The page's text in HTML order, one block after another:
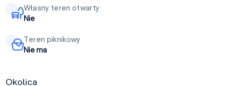
Własny teren otwarty
Nie
Teren piknikowy
Nie ma
Okolica